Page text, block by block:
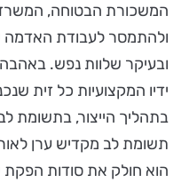
המשכורת הבטוחה,
ולהתמסר לעבודת
ובעיקר שלוות נפש.
ידיו המקצועיות כל זית
בתהליך הייצור, בתשומת
תשומת לב מקדיש ערן
הוא חולק את סודות הפקת